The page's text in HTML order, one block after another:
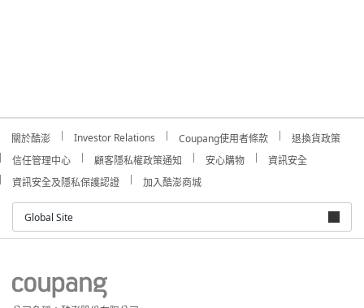
關於酷澎 Investor Relations Coupang使用者條款
退換貨政策
信任管理中心
顧客隱私權政策通知 安心購物
資訊安全
資訊安全及隱私保護認證
加入酷澎商城
Global Site